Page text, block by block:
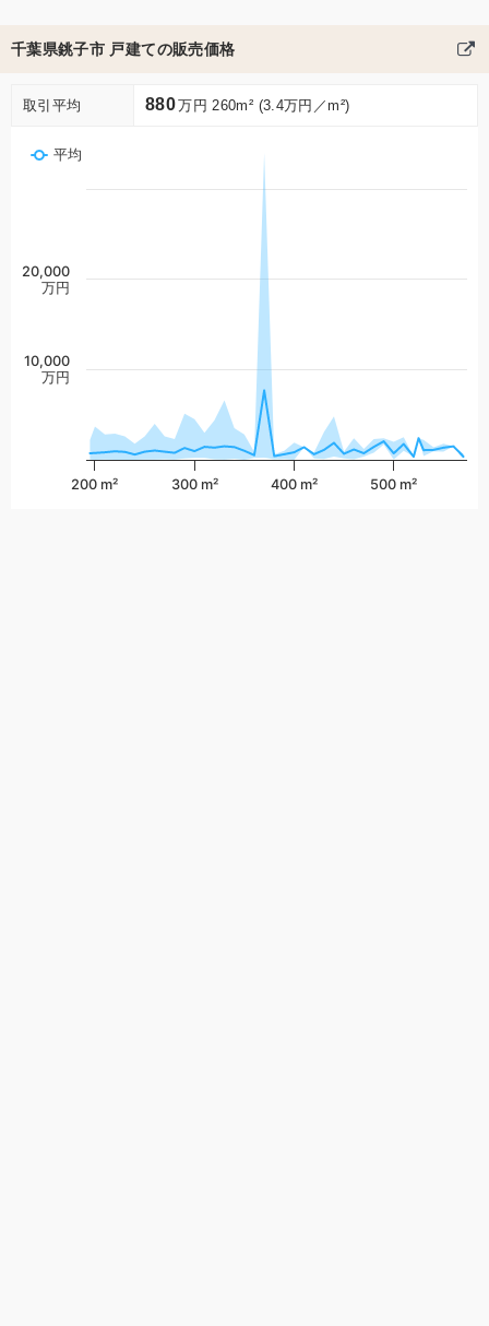
千葉県銚子市 戸建ての販売価格
取引平均 880万円 260m² (3.4万円／m²)
平均
200 m² 300 m² 400 m² 500 m²
10,000
万円
20,000
万円